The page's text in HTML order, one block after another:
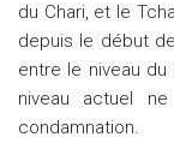
du Chari, et le
depuis le début
entre le niveau
niveau actuel
condamnation.